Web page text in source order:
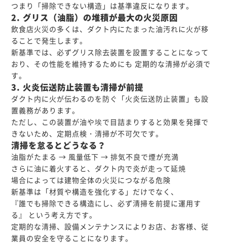
つまり「掃除できない構造」は基準違反になります。
2. グリス（油脂）の堆積が最大の火災原因
飲食店火災の多くは、ダクト内にたまった油汚れに火が移
ることで発生します。
新基準では、必ずグリス除去装置を設置することになって
おり、その性能を維持するためにも 定期的な清掃が必須で
す。
3. 火炎伝送防止装置も清掃が前提
ダクト内に火が伝わるのを防ぐ「火炎伝送防止装置」も設
置義務があります。
ただし、この装置が油や埃で目詰まりすると効果を発揮で
きないため、定期点検・清掃が不可欠です。
清掃を怠るとどうなる？
油脂がたまる → 風量低下 → 排気不良で煙が充満
さらに油に着火すると、ダクト内で炎が走って延焼
場合によっては建物全体の火災につながる危険
新基準は「材質や構造を強化する」だけでなく、
『誰でも掃除できる構造にし、必ず清掃を前提に運用す
る』 という考え方です。
定期的な清掃、設備メンテナンスによりお店、お客様、従
業員の安全を守ることになります。